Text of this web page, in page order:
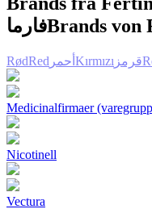
فارماBrands von
RødRed أحمر Kırmızı قرمز
Medicinalfirmaer
Nicotinell
Vectura